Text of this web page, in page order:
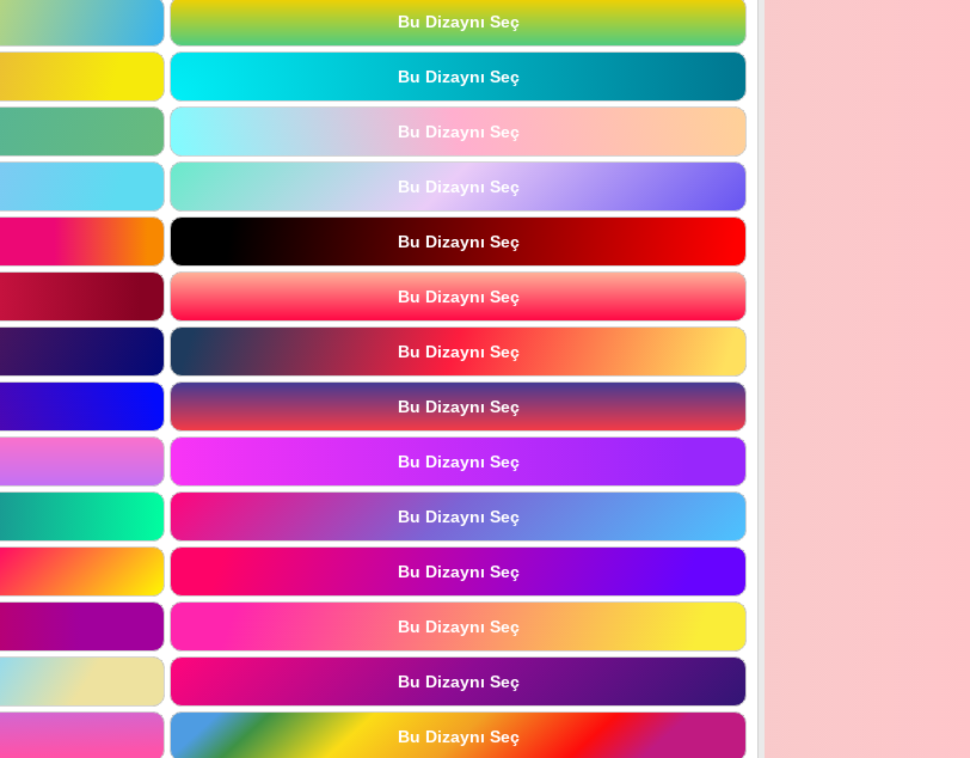
Bu Dizaynı Seç
Bu Dizaynı Seç
Bu Dizaynı Seç
Bu Dizaynı Seç
Bu Dizaynı Seç
Bu Dizaynı Seç
Bu Dizaynı Seç
Bu Dizaynı Seç
Bu Dizaynı Seç
Bu Dizaynı Seç
Bu Dizaynı Seç
Bu Dizaynı Seç
Bu Dizaynı Seç
Bu Dizaynı Seç